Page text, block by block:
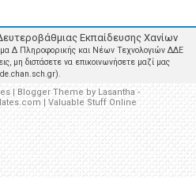
Εκπαίδευσης Χανίων
Δ Πληροφορικής και Νέων Τεχνολογιών ΔΔΕ
μη διστάσετε να επικοινωνήσετε μαζί μας
| Blogger Theme by Lasantha -
| Valuable Stuff Online